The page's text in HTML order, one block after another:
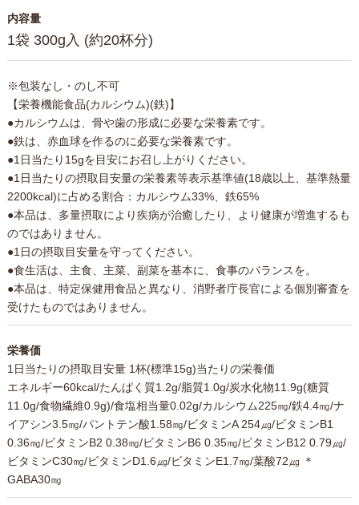
内容量
1袋 300g入 (約20杯分)
※包装なし・のし不可
【栄養機能食品(カルシウム)(鉄)】
●カルシウムは、骨や歯の形成に必要な栄養素です。
●鉄は、赤血球を作るのに必要な栄養素です。
●1日当たり15gを目安にお召し上がりください。
●1日当たりの摂取目安量の栄養素等表示基準値(18歳以上、基準熱量
2200kcal)に占める割合：カルシウム33%、鉄65%
●本品は、多量摂取により疾病が治癒したり、より健康が増進するも
のではありません。
●1日の摂取目安量を守ってください。
●食生活は、主食、主菜、副菜を基本に、食事のバランスを。
●本品は、特定保健用食品と異なり、消野者庁長官による個別審査を
受けたものではありません。
栄養価
1日当たりの摂取目安量 1杯(標準15g)当たりの栄養価
エネルギー60kcal/たんぱく質1.2g/脂質1.0g/炭水化物11.9g(糖質
11.0g/食物繊維0.9g)/食塩相当量0.02g/カルシウム225㎎/鉄4.4㎎/ナ
イアシン3.5㎎/パントテン酸1.58㎎/ビタミンA 254㎍/ビタミンB1
0.36㎎/ビタミンB2 0.38㎎/ビタミンB6 0.35㎎/ビタミンB12 0.79㎍/
ビタミンC30㎎/ビタミンD1.6㎍/ビタミンE1.7㎎/葉酸72㎍ ＊
GABA30㎎